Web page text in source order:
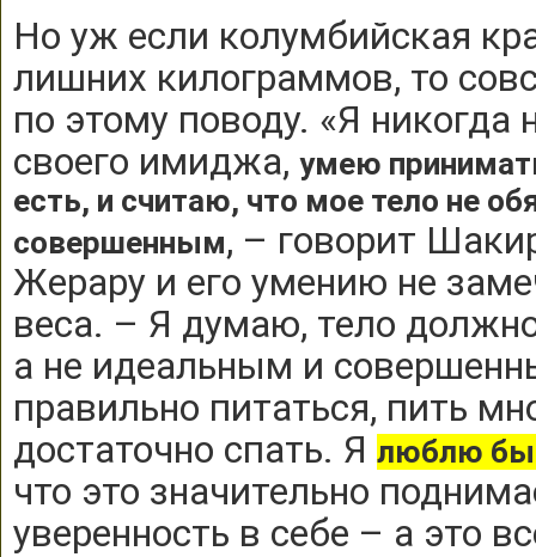
Но уж если колумбийская
лишних килограммов, то
по этому поводу. «Я
своего имиджа, умею
есть, и считаю, что мое тело не
совершенным, – говорит
Жерару и его умению не
веса. – Я думаю, тело
а не идеальным и
правильно питаться, пить
достаточно спать. Я люблю
что это значительно
уверенность в себе – а это